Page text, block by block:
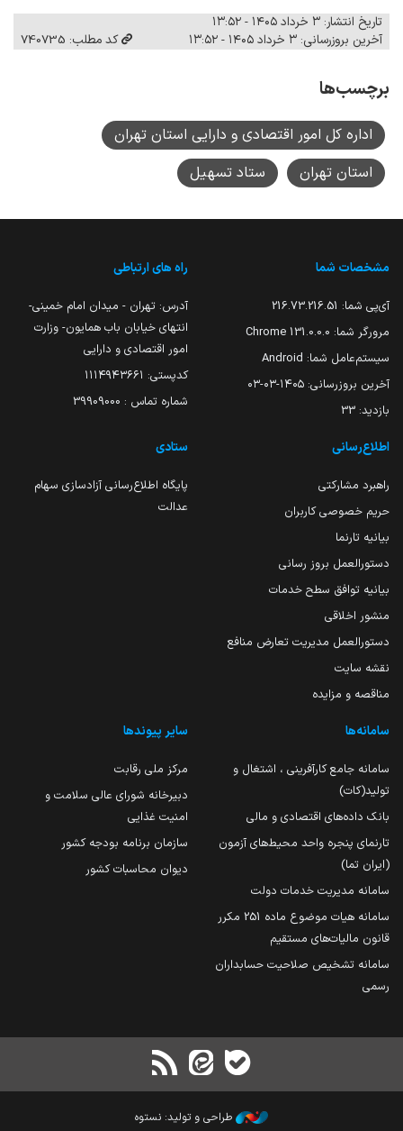
تاریخ انتشار: ۳ خرداد ۱۴۰۵ - ۱۳:۵۲
آخرین بروزرسانی: ۳ خرداد ۱۴۰۵ - ۱۳:۵۲
کد مطلب: 740735
برچسب‌ها
اداره کل امور اقتصادی و دارایی استان تهران
استان تهران
ستاد تسهیل
مشخصات شما
آی‌پی شما: 216.73.216.51
مرورگر شما: 131.0.0.0 Chrome
سیستم‌عامل شما: Android
آخرین بروزرسانی: ۱۴۰۵-۰۳-۰۳
بازدید: 33
راه های ارتباطی
آدرس: تهران - میدان امام خمینی-
انتهای خیابان باب همایون- وزارت
امور اقتصادی و دارایی
کدپستی: ۱۱۱۴۹۴۳۶۶۱
شماره تماس : 39909000
اطلاع‌رسانی
راهبرد مشارکتی
حریم خصوصی کاربران
بیانیه تارنما
دستورالعمل بروز رسانی
بیانیه توافق سطح خدمات
منشور اخلاقی
دستورالعمل مدیریت تعارض منافع
نقشه سایت
مناقصه و مزایده
ستادی
پایگاه اطلاع‌رسانی آزادسازی سهام
عدالت
سامانه‌ها
سامانه جامع کارآفرینی ، اشتغال و
تولید(کات)
بانک داده‌های اقتصادی و مالی
تارنمای پنجره واحد محیط‌های آزمون
(ایران تما)
سامانه مدیریت خدمات دولت
سامانه هیات موضوع ماده 251 مکرر
قانون مالیات‌های مستقیم
سامانه تشخیص صلاحیت حسابداران
رسمی
سایر پیوندها
مرکز ملی رقابت
دبیرخانه شورای عالی سلامت و
امنیت غذایی
سازمان برنامه بودجه کشور
دیوان محاسبات کشور
طراحی و تولید: نستوه